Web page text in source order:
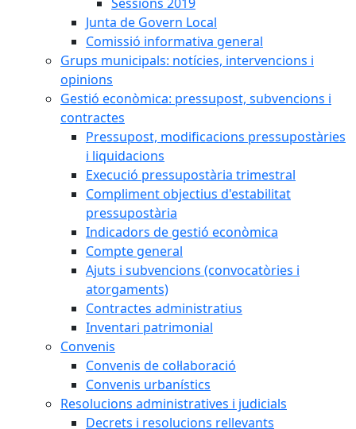
Junta de Govern Local
Comissió informativa general
Grups municipals: notícies, intervencions i
opinions
Gestió econòmica: pressupost, subvencions i
contractes
Pressupost, modificacions pressupostàries
i liquidacions
Execució pressupostària trimestral
Compliment objectius d'estabilitat
pressupostària
Indicadors de gestió econòmica
Compte general
Ajuts i subvencions (convocatòries i
atorgaments)
Contractes administratius
Inventari patrimonial
Convenis
Convenis de col·laboració
Convenis urbanístics
Resolucions administratives i judicials
Decrets i resolucions rellevants